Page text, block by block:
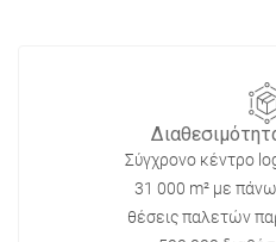
Σύγχρονο κέντρο
31 000 m² με
θέσεις παλετών